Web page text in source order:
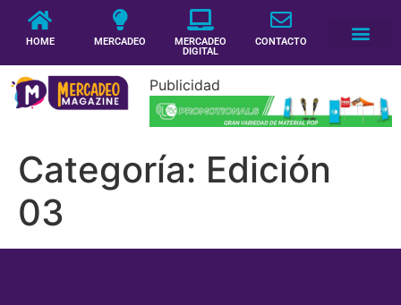
HOME MERCADEO
MERCADEO
DIGITAL
CONTACTO
Publicidad
Categoría: Edición
03